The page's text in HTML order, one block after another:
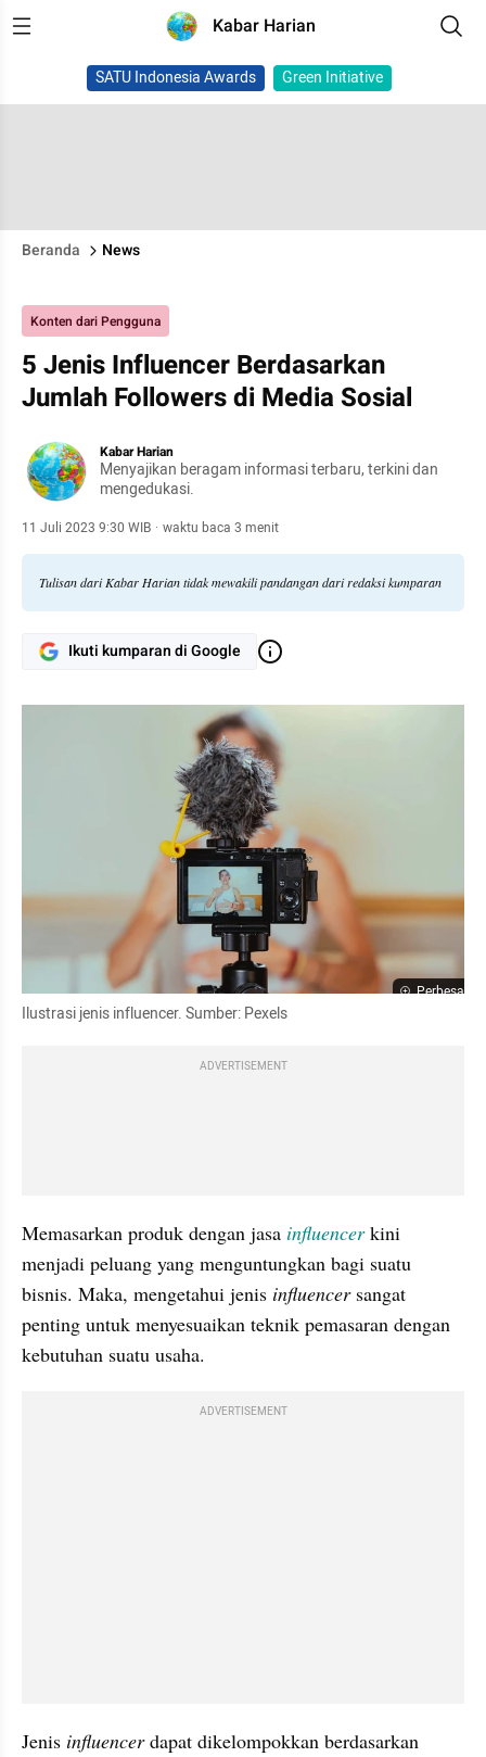
Kabar Harian
SATU Indonesia Awards Green Initiative
Beranda News
Konten dari Pengguna
5 Jenis Influencer Berdasarkan
Jumlah Followers di Media Sosial
Kabar Harian
Menyajikan beragam informasi terbaru, terkini dan
mengedukasi.
11 Juli 2023 9:30 WIB · waktu baca 3 menit
Tulisan dari Kabar Harian tidak mewakili pandangan dari redaksi kumparan
Ikuti kumparan di Google
Perbesar
Ilustrasi jenis influencer. Sumber: Pexels
ADVERTISEMENT
Memasarkan produk dengan jasa influencer kini
menjadi peluang yang menguntungkan bagi suatu
bisnis. Maka, mengetahui jenis influencer sangat
penting untuk menyesuaikan teknik pemasaran dengan
kebutuhan suatu usaha.
ADVERTISEMENT
Jenis influencer dapat dikelompokkan berdasarkan